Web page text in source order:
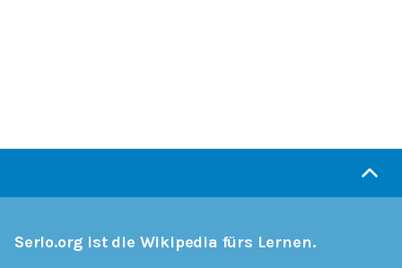
Serlo.org ist die Wikipedia fürs Lernen.